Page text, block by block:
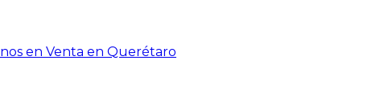
en Venta en Querétaro